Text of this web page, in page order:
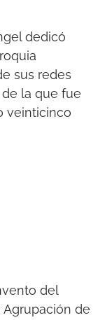
dedicó
sus redes
la que fue
veinticinco
del
de